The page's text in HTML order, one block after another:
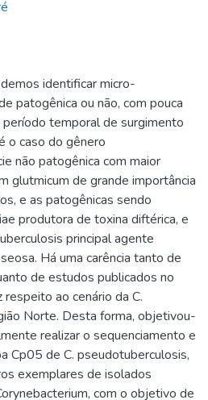
identificar micro-
patogênica ou não, com pouca
período temporal de surgimento
o caso do gênero
não patogênica com maior
glutmicum de grande importância
e as patogênicas sendo
produtora de toxina diftérica, e
principal agente
Há uma carência tanto de
de estudos publicados no
ao cenário da C.
Norte. Desta forma, objetivou-
realizar o sequenciamento e
Cp05 de C. pseudotuberculosis,
exemplares de isolados
com o objetivo de